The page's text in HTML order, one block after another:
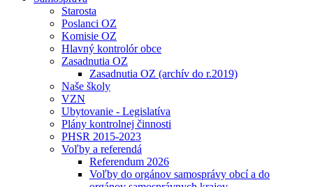
Starosta
Poslanci OZ
Komisie OZ
Hlavný kontrolór obce
Zasadnutia OZ
Zasadnutia OZ (archív do r.2019)
Naše školy
VZN
Ubytovanie - Legislatíva
Plány kontrolnej činnosti
PHSR 2015-2023
Voľby a referendá
Referendum 2026
Voľby do orgánov samosprávy obcí a do